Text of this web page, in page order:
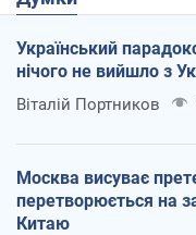
Український
нічого не вийшло з
Віталій Портников
Москва висуває
перетворюється на
Китаю